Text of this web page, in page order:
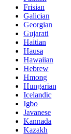
Frisian
Galician
Georgian
Gujarati
Haitian
Hausa
Hawaiian
Hebrew
Hmong
Hungarian
Icelandic
Igbo
Javanese
Kannada
Kazakh